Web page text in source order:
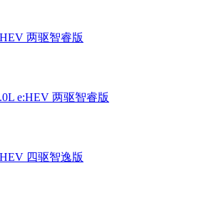
两驱智睿版
e:HEV 两驱智睿版
四驱智逸版